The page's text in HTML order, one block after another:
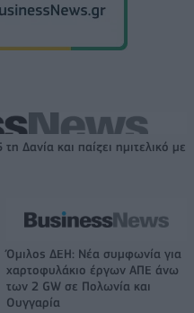
Δανία και παίζει ημιτελικό με
Όμιλος ΔΕΗ: Νέα συμφωνία για
χαρτοφυλάκιο έργων ΑΠΕ άνω
των 2 GW σε Πολωνία και
Ουγγαρία